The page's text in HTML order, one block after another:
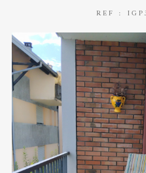
REF :
Coups de coeur